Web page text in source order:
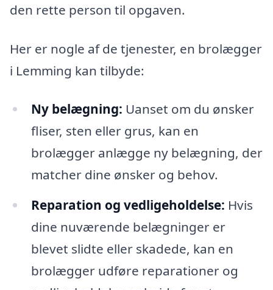
den rette person til opgaven.
Her er nogle af de tjenester, en brolægger
i Lemming kan tilbyde:
Ny belægning: Uanset om du ønsker
fliser, sten eller grus, kan en
brolægger anlægge ny belægning, der
matcher dine ønsker og behov.
Reparation og vedligeholdelse: Hvis
dine nuværende belægninger er
blevet slidte eller skadede, kan en
brolægger udføre reparationer og